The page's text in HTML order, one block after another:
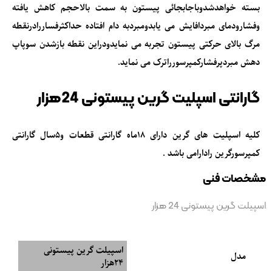
بسته خواهدشدوباجابجائی پیستون به سمت بالاحجم کاهش یافته
وفشارودمای مبردافایش می یابدومبردبه دام افتاده حداکثرفساررادرنقطه
مرگ بالای حرکتی پیستون تجربه می نمایدودراین نقطه بازشدن سوپاپ
دهش مبردپرفشارکمپرسورراترک می نماید.
گارانتی اسپلیت گرین پیستونی 24هزار
کلیه اسپلیت های گرین دارای 18ماه گارانتی قطعات و5سال گارانتی
کمپرسورگرین رادارامی باشد .
مشخصات فنی
اسپیلت گرین پیستونی 24 هزار
مدل
اسپیلت گرین پیستونی
24هزار